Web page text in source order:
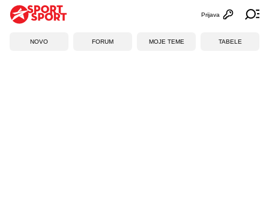
Otvori
Prijava
NOVO FORUM MOJE TEME TABELE